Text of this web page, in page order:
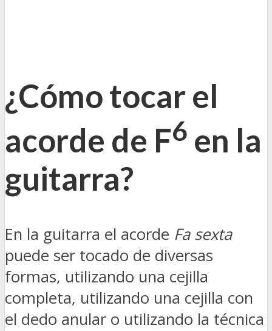
¿Cómo tocar el
acorde de F6 en la
guitarra?
En la guitarra el acorde Fa sexta
puede ser tocado de diversas
formas, utilizando una cejilla
completa, utilizando una cejilla con
el dedo anular o utilizando la técnica